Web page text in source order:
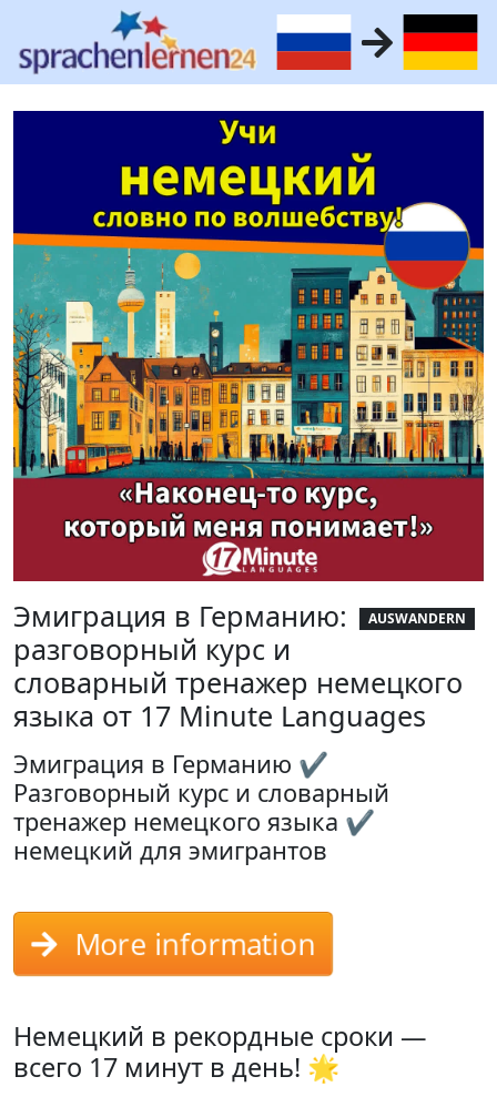
AUSWANDERN
Эмиграция в Германию:
разговорный курс и
словарный тренажер немецкого
языка от 17 Minute Languages
Эмиграция в Германию ✔
Разговорный курс и словарный
тренажер немецкого языка ✔
немецкий для эмигрантов
More information
Немецкий в рекордные сроки —
всего 17 минут в день! 🌟